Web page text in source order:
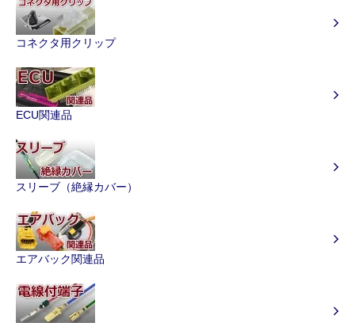
コネクタ用クリップ
ECU関連品
スリーブ（絶縁カバー）
エアバック関連品